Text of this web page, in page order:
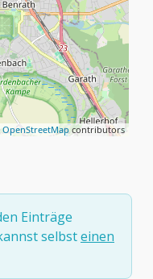
OpenStreetMapcontributors
Einträge
selbsteinen